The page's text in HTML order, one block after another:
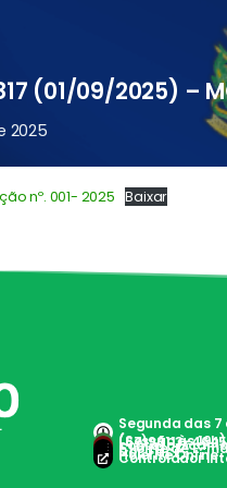
(01/09/2025) –
2025
nº. 001- 2025 Baixar
Segunda das 7
(Sessão às
(67)98113-4645
Cliente de E-
Doc Fácil
Holerite Online
Controlador